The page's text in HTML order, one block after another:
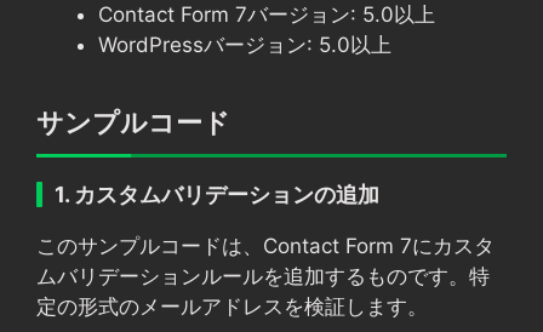
Contact Form 7バージョン: 5.0以上
WordPressバージョン: 5.0以上
サンプルコード
1. カスタムバリデーションの追加
このサンプルコードは、Contact Form 7にカスタ
ムバリデーションルールを追加するものです。特
定の形式のメールアドレスを検証します。